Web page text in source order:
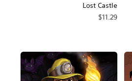
Lost Castle
$11.29